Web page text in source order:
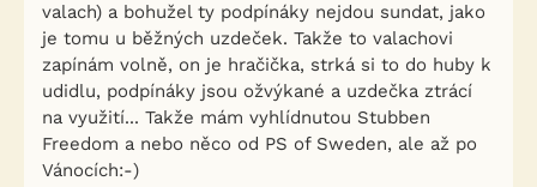
valach) a bohužel ty podpínáky nejdou sundat, jako
je tomu u běžných uzdeček. Takže to valachovi
zapínám volně, on je hračička, strká si to do huby k
udidlu, podpínáky jsou ožvýkané a uzdečka ztrácí
na využití... Takže mám vyhlídnutou Stubben
Freedom a nebo něco od PS of Sweden, ale až po
Vánocích:-)